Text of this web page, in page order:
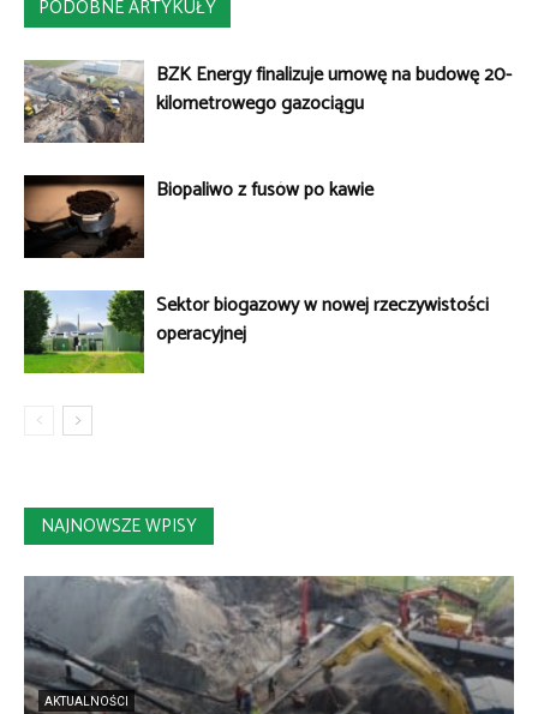
PODOBNE ARTYKUŁY
BZK Energy finalizuje umowę na budowę 20-
kilometrowego gazociągu
Biopaliwo z fusów po kawie
Sektor biogazowy w nowej rzeczywistości
operacyjnej
NAJNOWSZE WPISY
AKTUALNOŚCI